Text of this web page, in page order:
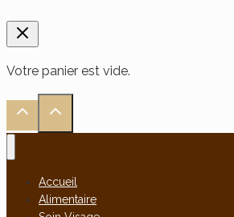
Votre panier est vide.
Accueil
Alimentaire